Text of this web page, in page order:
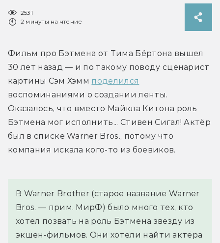
2531
2 минуты на чтение
Фильм про Бэтмена от Тима Бёртона вышел
30 лет назад — и по такому поводу сценарист
картины Сэм Хэмм поделился
воспоминаниями о создании ленты.
Оказалось, что вместо Майкла Китона роль
Бэтмена мог исполнить... Стивен Сигал! Актёр
был в списке Warner Bros., потому что
компания искала кого-то из боевиков.
В Warner Brother (старое название Warner
Bros. — прим. МирФ) было много тех, кто
хотел позвать на роль Бэтмена звезду из
экшен-фильмов. Они хотели найти актёра